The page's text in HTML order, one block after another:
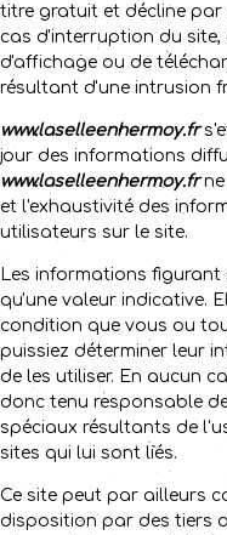
titre gratuit et décline
cas d'interruption du site,
d'affichage ou de
résultant d'une intrusion
www.laselleenhermoy.fr
jour des informations
www.laselleenhermoy.frne
et l'exhaustivité des
utilisateurs sur le site.
Les informations
qu'une valeur indicative.
condition que vous ou
puissiez déterminer leur
de les utiliser. En aucun
donc tenu responsable
spéciaux résultants de
sites qui lui sont liés.
Ce site peut par ailleurs
disposition par des tiers